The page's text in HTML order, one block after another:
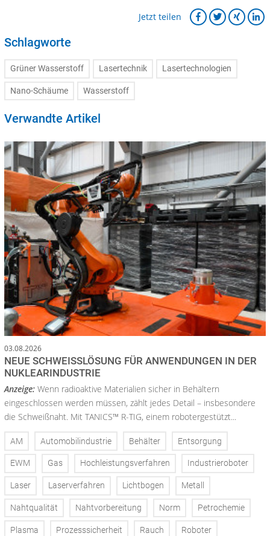
Jetzt teilen
Schlagworte
Grüner Wasserstoff Lasertechnik Lasertechnologien
Nano-Schäume Wasserstoff
Verwandte Artikel
03.08.2026
NEUE SCHWEISSLÖSUNG FÜR ANWENDUNGEN IN DER N
UKLEARINDUSTRIE
Anzeige: Wenn radioaktive Materialien sicher in Behältern
eingeschlossen werden müssen, zählt jedes Detail – insbesondere
die Schweißnaht. Mit TANICS™ R-TIG, einem robotergestützt...
AM Automobilindustrie Behälter Entsorgung
EWM Gas Hochleistungsverfahren Industrieroboter
Laser Laserverfahren Lichtbogen Metall
Nahtqualität Nahtvorbereitung Norm Petrochemie
Plasma Prozesssicherheit Rauch Roboter